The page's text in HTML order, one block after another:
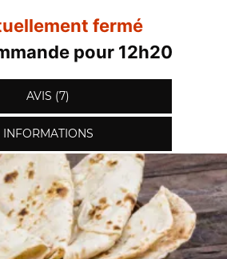
fermé
pour 12h20
AVIS (7)
INFORMATIONS